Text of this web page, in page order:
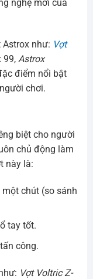
nghệ mới của
như: Vợt
99, Astrox
điểm nổi bật
chơi.
biệt cho người
chủ động làm
này là:
chút (so sánh
tay tốt.
công.
Vợt Voltric Z-